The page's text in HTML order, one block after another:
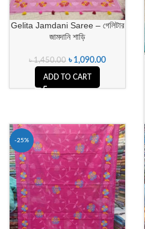
Gelita Jamdani Saree – গেলিটার
জামদানি শাড়ি
৳1,450.00 ৳ 1,090.00
ADD TO CART
-25%